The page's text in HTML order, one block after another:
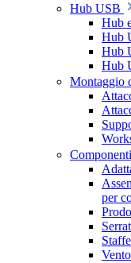
Hub USB
Hub
Hub
Hub
Hub
Montaggio
per